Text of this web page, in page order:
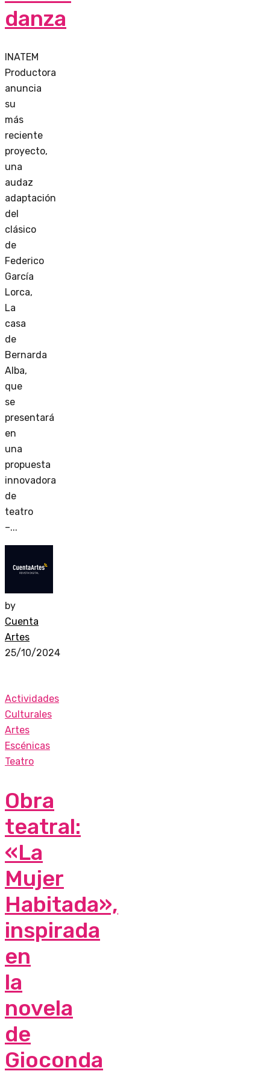
danza
INATEM
Productora
anuncia
su
más
reciente
proyecto,
una
audaz
adaptación
del
clásico
de
Federico
García
Lorca,
La
casa
de
Bernarda
Alba,
que
se
presentará
en
una
propuesta
innovadora
de
teatro
–...
by
Cuenta
Artes
25/10/2024
Actividades
Culturales
Artes
Escénicas
Teatro
Obra
teatral:
«La
Mujer
Habitada»,
inspirada
en
la
novela
de
Gioconda